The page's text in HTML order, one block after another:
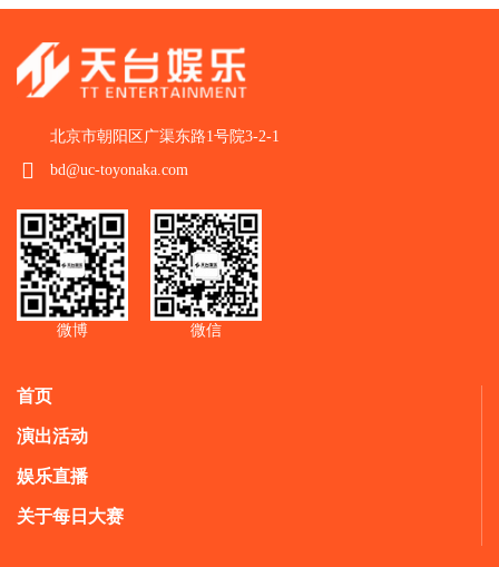
北京市朝阳区广渠东路1号院3-2-1
bd@uc-toyonaka.com
微博 微信
首页
演出活动
娱乐直播
关于每日大赛